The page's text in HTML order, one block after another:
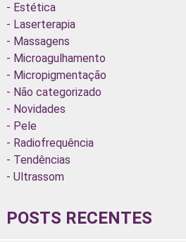
Estética
Laserterapia
Massagens
Microagulhamento
Micropigmentação
Não categorizado
Novidades
Pele
Radiofrequência
Tendências
Ultrassom
POSTS RECENTES